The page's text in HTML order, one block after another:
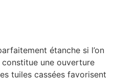
étanche si l’on
une ouverture
tuiles cassées favorisent